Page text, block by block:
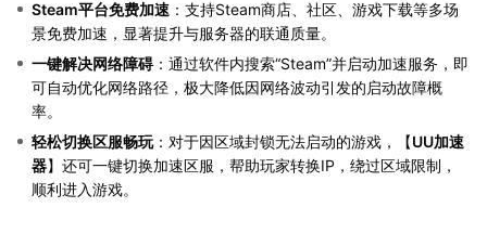
Steam平台免费加速 ：支持Steam商店、社区、游戏下载等多场
景免费加速，显著提升与服务器的联通质量。
一键解决网络障碍：通过软件内搜索“Steam”并启动加速服务，即
可自动优化网络路径，极大降低因网络波动引发的启动故障概
率。
轻松切换区服畅玩：对于因区域封锁无法启动的游戏，【UU加速
器】还可一键切换加速区服，帮助玩家转换IP，绕过区域限制，
顺利进入游戏。